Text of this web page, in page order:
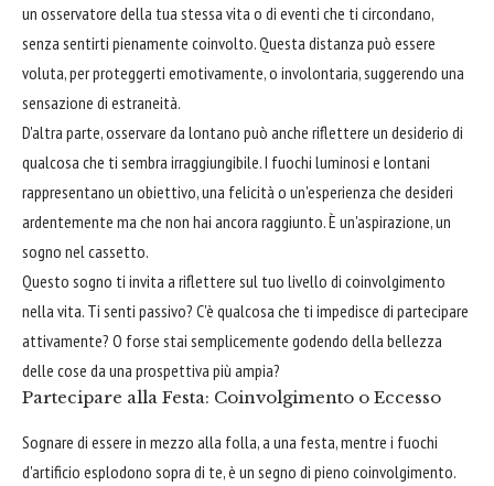
un osservatore della tua stessa vita o di eventi che ti circondano,
senza sentirti pienamente coinvolto. Questa distanza può essere
voluta, per proteggerti emotivamente, o involontaria, suggerendo una
sensazione di estraneità.
D'altra parte, osservare da lontano può anche riflettere un desiderio di
qualcosa che ti sembra irraggiungibile. I fuochi luminosi e lontani
rappresentano un obiettivo, una felicità o un'esperienza che desideri
ardentemente ma che non hai ancora raggiunto. È un'aspirazione, un
sogno nel cassetto.
Questo sogno ti invita a riflettere sul tuo livello di coinvolgimento
nella vita. Ti senti passivo? C'è qualcosa che ti impedisce di partecipare
attivamente? O forse stai semplicemente godendo della bellezza
delle cose da una prospettiva più ampia?
Partecipare alla Festa: Coinvolgimento o Eccesso
Sognare di essere in mezzo alla folla, a una festa, mentre i fuochi
d'artificio esplodono sopra di te, è un segno di pieno coinvolgimento.